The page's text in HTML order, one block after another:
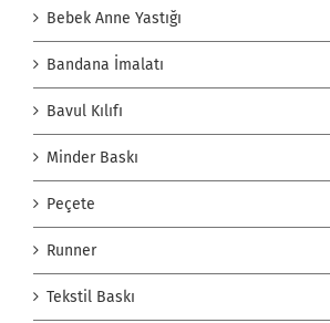
Bebek Anne Yastığı
Bandana İmalatı
Bavul Kılıfı
Minder Baskı
Peçete
Runner
Tekstil Baskı